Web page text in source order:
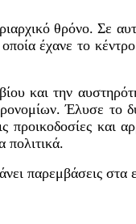
θρόνο. Σε
έχανε το
και την
Έλυσε το
προικοδοσίες και
πολιτικά.
παρεμβάσεις στα